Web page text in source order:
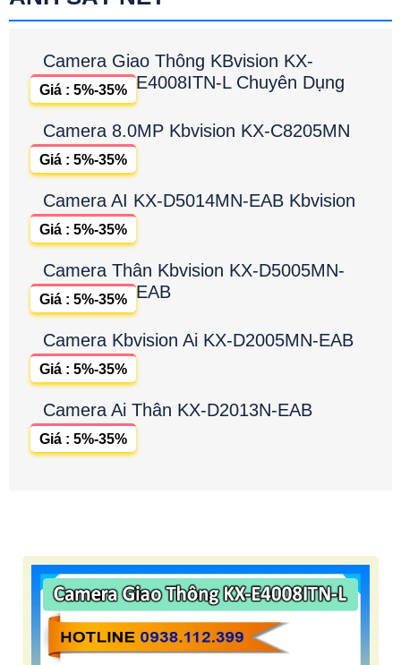
Camera Giao Thông KBvision KX-
E4008ITN-L Chuyên Dụng
Giá : 5%-35%
Camera 8.0MP Kbvision KX-C8205MN
Giá : 5%-35%
Camera AI KX-D5014MN-EAB Kbvision
Giá : 5%-35%
Camera Thân Kbvision KX-D5005MN-
EAB
Giá : 5%-35%
Camera Kbvision Ai KX-D2005MN-EAB
Giá : 5%-35%
Camera Ai Thân KX-D2013N-EAB
Giá : 5%-35%